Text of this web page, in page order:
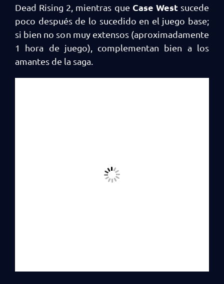
Dead Rising 2, mientras que Case West sucede
poco después de lo sucedido en el juego base;
si bien no son muy extensos (aproximadamente
1 hora de juego), complementan bien a los
amantes de la saga.